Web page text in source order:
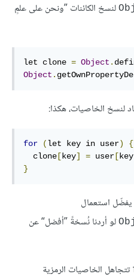
لنسخ الكائنات ”ونحن على علمٍ
let clone = Object .
Object .
لنسخ الخاصيات، هكذا:
for (let key in user)
{
  clone
[key] = user [key
}
يفضّل استعمال
لو أردنا نُسخةً ”أفضل“ عن
تتجاهل الخاصيات الرمزية